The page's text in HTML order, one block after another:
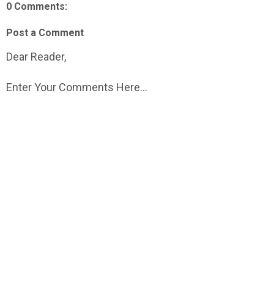
0 Comments:
Post a Comment
Dear Reader,
Enter Your Comments Here...